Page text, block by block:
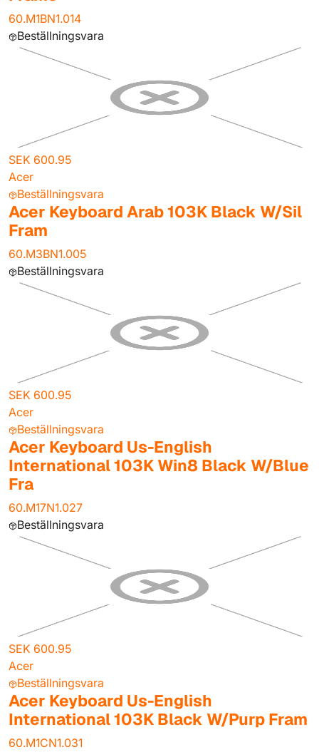
60.M1BN1.014
Beställningsvara
SEK 600.95
Acer
Beställningsvara
Acer Keyboard Arab 103K Black W/Sil
Fram
60.M3BN1.005
Beställningsvara
SEK 600.95
Acer
Beställningsvara
Acer Keyboard Us-English
International 103K Win8 Black W/Blue
Fra
60.M17N1.027
Beställningsvara
SEK 600.95
Acer
Beställningsvara
Acer Keyboard Us-English
International 103K Black W/Purp Fram
60.M1CN1.031